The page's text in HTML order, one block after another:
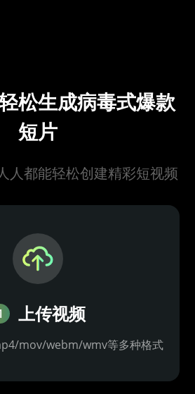
松生成病毒式爆款
短片
人都能轻松创建精彩短视频
上传视频
mov/webm/wmv等多种格式